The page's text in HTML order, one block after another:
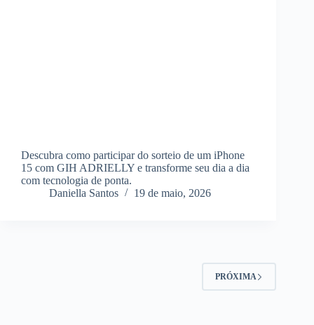
Descubra como participar do sorteio de um iPhone
15 com GIH ADRIELLY e transforme seu dia a dia
com tecnologia de ponta.
Daniella Santos
19 de maio, 2026
PRÓXIMA